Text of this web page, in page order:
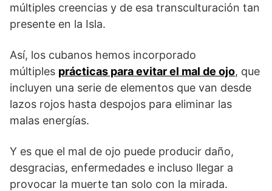
múltiples creencias y de esa transculturación tan
presente en la Isla.
Así, los cubanos hemos incorporado
múltiples prácticas para evitar el mal de ojo, que
incluyen una serie de elementos que van desde
lazos rojos hasta despojos para eliminar las
malas energías.
Y es que el mal de ojo puede producir daño,
desgracias, enfermedades e incluso llegar a
provocar la muerte tan solo con la mirada.